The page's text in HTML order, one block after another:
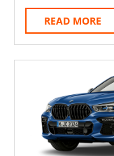
READ MORE